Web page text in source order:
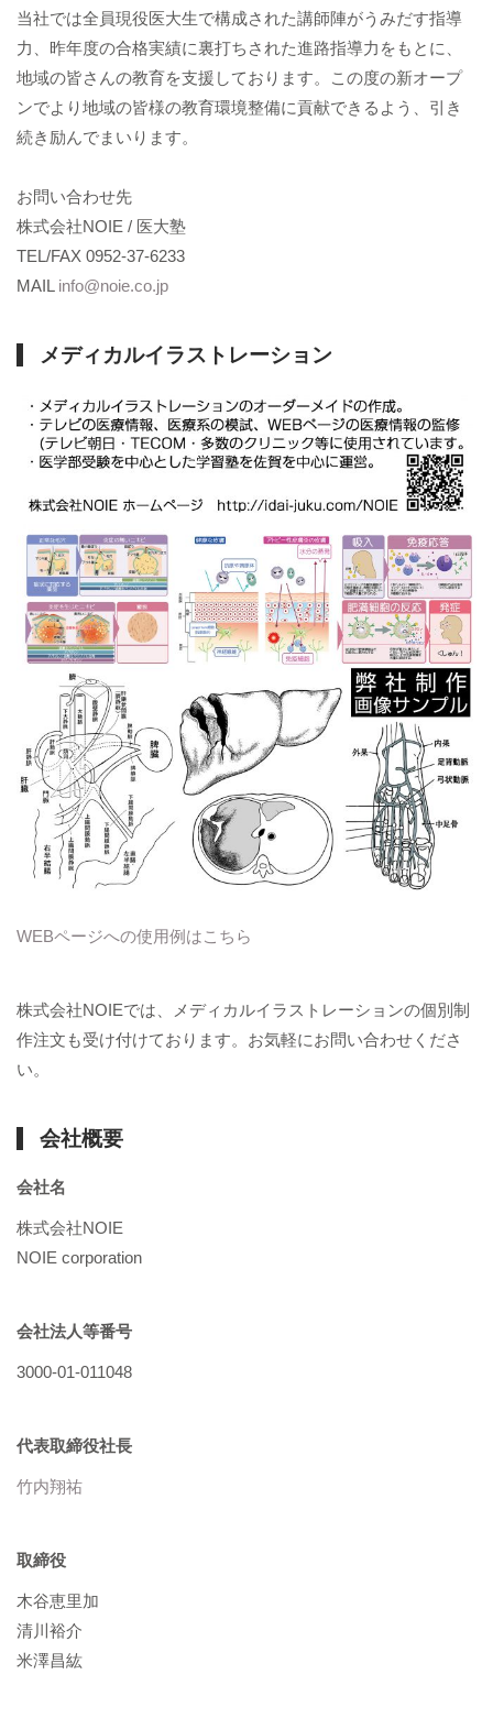
当社では全員現役医大生で構成された講師陣がうみだす指導
力、昨年度の合格実績に裏打ちされた進路指導力をもとに、
地域の皆さんの教育を支援しております。この度の新オープ
ンでより地域の皆様の教育環境整備に貢献できるよう、引き
続き励んでまいります。
お問い合わせ先
株式会社NOIE / 医大塾
TEL/FAX 0952-37-6233
MAIL info@noie.co.jp
メディカルイラストレーション
WEBページへの使用例はこちら
株式会社NOIEでは、メディカルイラストレーションの個別制
作注文も受け付けております。お気軽にお問い合わせくださ
い。
会社概要
会社名
株式会社NOIE
NOIE corporation
会社法人等番号
3000-01-011048
代表取締役社長
竹内翔祐
取締役
木谷恵里加
清川裕介
米澤昌紘